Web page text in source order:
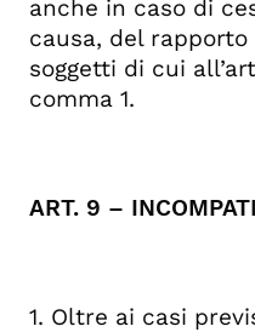
anche in caso di
causa, del
soggetti di cui
comma 1.
ART. 9 –
1. Oltre ai casi